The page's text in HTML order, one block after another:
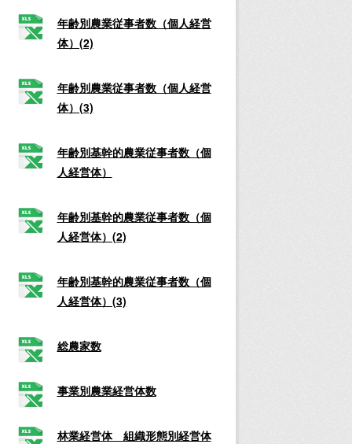
年齢別農業従事者数（個人経営
体）(2)
年齢別農業従事者数（個人経営
体）(3)
年齢別基幹的農業従事者数（個
人経営体）
年齢別基幹的農業従事者数（個
人経営体）(2)
年齢別基幹的農業従事者数（個
人経営体）(3)
総農家数
事業別農業経営体数
林業経営体 組織形態別経営体